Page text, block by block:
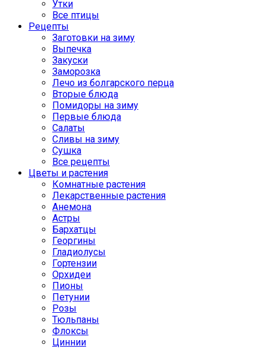
Утки
Все птицы
Рецепты
Заготовки на зиму
Выпечка
Закуски
Заморозка
Лечо из болгарского перца
Вторые блюда
Помидоры на зиму
Первые блюда
Салаты
Сливы на зиму
Сушка
Все рецепты
Цветы и растения
Комнатные растения
Лекарственные растения
Анемона
Астры
Бархатцы
Георгины
Гладиолусы
Гортензии
Орхидеи
Пионы
Петунии
Розы
Тюльпаны
Флоксы
Циннии